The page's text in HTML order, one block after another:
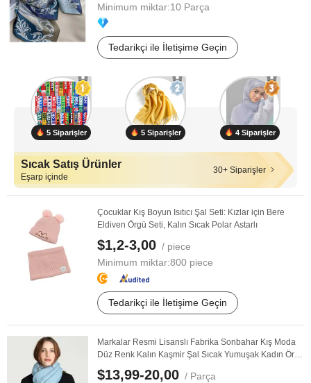
Minimum miktar:10 Parça
Tedarikçi ile İletişime Geçin
5 Siparişler 5 Siparişler 4 Siparişler
Sıcak Satış Ürünler
Eşarp içinde
30+ Siparişler
Çocuklar Kış Boyun Isıtıcı Şal Seti: Kızlar için Bere
Eldiven Örgü Seti, Kalın Sıcak Polar Astarlı
$1,2-3,00 / piece
Minimum miktar:800 piece
Tedarikçi ile İletişime Geçin
Markalar Resmi Lisanslı Fabrika Sonbahar Kış Moda
Düz Renk Kalın Kaşmir Şal Sıcak Yumuşak Kadın Örgü
...
$13,99-20,00 / Parça